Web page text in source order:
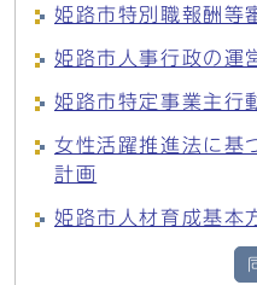
姫路市特別職報酬等
姫路市人事行政の運
姫路市特定事業主行
女性活躍推進法に基
計画
姫路市人材育成基本